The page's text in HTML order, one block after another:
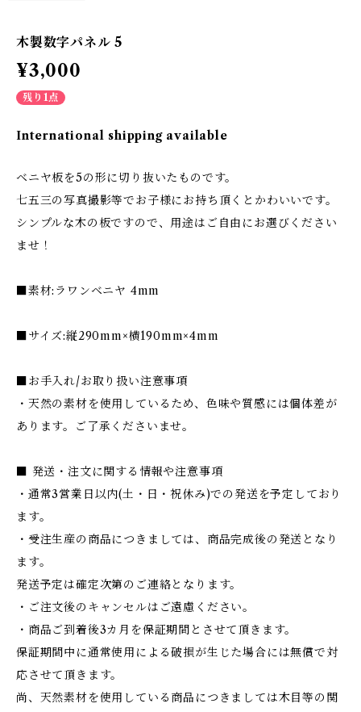
木製数字パネル 5
¥3,000
残り1点
International shipping available
ベニヤ板を5の形に切り抜いたものです。
七五三の写真撮影等でお子様にお持ち頂くとかわいいです。
シンプルな木の板ですので、用途はご自由にお選びください
ませ！
■素材:ラワンベニヤ 4mm
■サイズ:縦290mm×横190mm×4mm
■お手入れ/お取り扱い注意事項
・天然の素材を使用しているため、色味や質感には個体差が
あります。ご了承くださいませ。
■ 発送・注文に関する情報や注意事項
・通常3営業日以内(土・日・祝休み)での発送を予定しており
ます。
・受注生産の商品につきましては、商品完成後の発送となり
ます。
発送予定は確定次第のご連絡となります。
・ご注文後のキャンセルはご遠慮ください。
・商品ご到着後3カ月を保証期間とさせて頂きます。
保証期間中に通常使用による破損が生じた場合には無償で対
応させて頂きます。
尚、天然素材を使用している商品につきましては木目等の関